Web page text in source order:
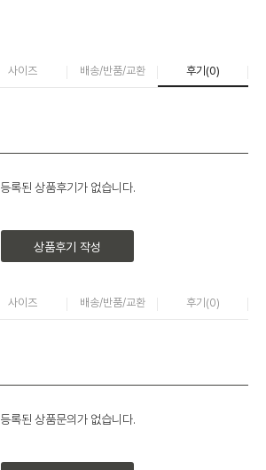
사이즈 배송/반품/교환 후기(0)
등록된 상품후기가 없습니다.
상품후기 작성
사이즈 배송/반품/교환 후기(0)
등록된 상품문의가 없습니다.